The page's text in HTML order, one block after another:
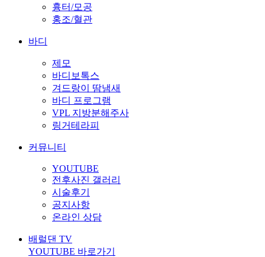
흉터/모공
홍조/혈관
바디
제모
바디보톡스
겨드랑이 땀냄새
바디 프로그램
VPL 지방분해주사
링거테라피
커뮤니티
YOUTUBE
전후사진 갤러리
시술후기
공지사항
온라인 상담
배럴댄 TV
YOUTUBE 바로가기